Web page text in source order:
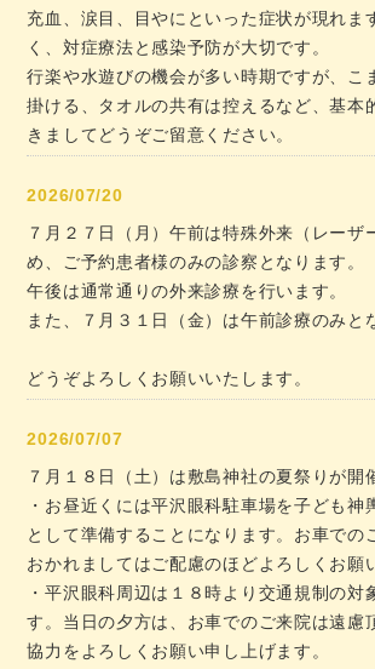
充血、涙目、目やにといった症状が現れま
く、対症療法と感染予防が大切です。
行楽や水遊びの機会が多い時期ですが、こ
掛ける、タオルの共有は控えるなど、基本
きましてどうぞご留意ください。
2026/07/20
７月２７日（月）午前は特殊外来（レーザ
め、ご予約患者様のみの診察となります。
午後は通常通りの外来診療を行います。
また、７月３１日（金）は午前診療のみと
どうぞよろしくお願いいたします。
2026/07/07
７月１８日（土）は敷島神社の夏祭りが開
・お昼近くには平沢眼科駐車場を子ども神
として準備することになります。お車での
おかれましてはご配慮のほどよろしくお願
・平沢眼科周辺は１８時より交通規制の対
す。当日の夕方は、お車でのご来院は遠慮
協力をよろしくお願い申し上げます。